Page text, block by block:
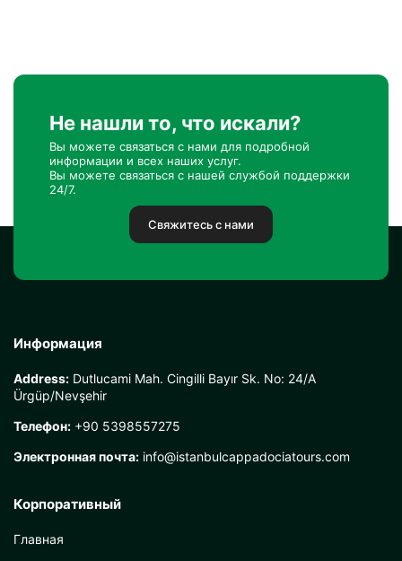
Не нашли то, что искали?
Вы можете связаться с нами для подробной
информации и всех наших услуг.
Вы можете связаться с нашей службой поддержки
24/7.
Свяжитесь с нами
Информация
Address: Dutlucami Mah. Cingilli Bayır Sk. No: 24/A
Ürgüp/Nevşehir
Телефон: +90 5398557275
Электронная почта: info@istanbulcappadociatours.com
Корпоративный
Главная